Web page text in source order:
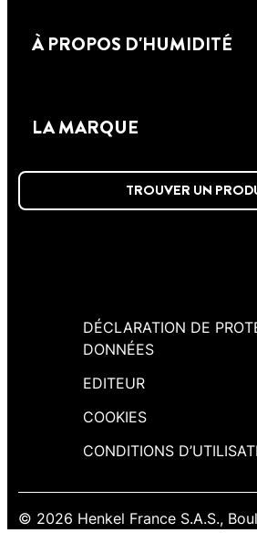
RUBSON PRODUITS DE
JOINT DE CARRELAGE
corriger les petits défauts
À PROPOS D'HUMIDITÉ
LA MARQUE
TROUVER UN
DÉCLARATION DE
DONNÉES
EDITEUR
COOKIES
CONDITIONS
© 2026 Henkel France S.A.S.,